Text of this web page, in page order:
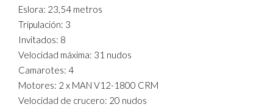
Eslora: 23,54 metros
Tripulación: 3
Invitados: 8
Velocidad máxima: 31 nudos
Camarotes: 4
Motores: 2 x MAN V12-1800 CRM
Velocidad de crucero: 20 nudos